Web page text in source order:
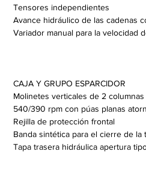
Tensores independientes
Avance hidráulico de las cadenas
Variador manual para la velocidad
CAJA Y GRUPO ESPARCIDOR
Molinetes verticales de 2
540/390 rpm con púas planas
Rejilla de protección frontal
Banda sintética para el cierre de la
Tapa trasera hidráulica apertura